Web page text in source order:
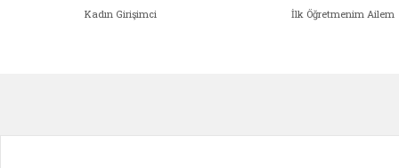
Kadın Girişimci İlk Öğretmenim Ailem